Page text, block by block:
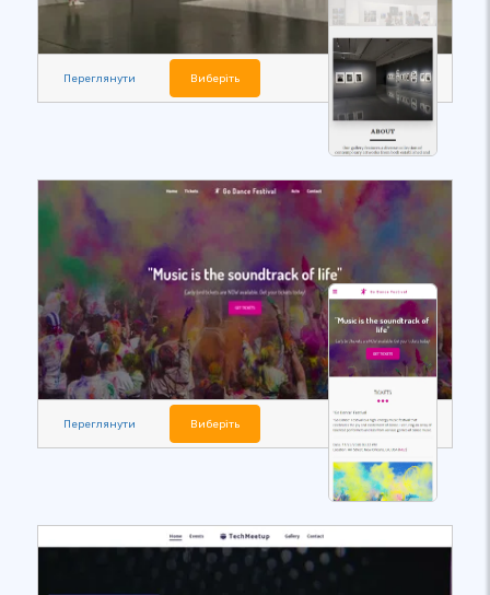
Переглянути Виберіть
Переглянути Виберіть